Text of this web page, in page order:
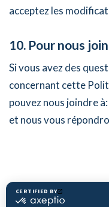
acceptez les
10. Pour nous
Si vous avez des
concernant cette
pouvez nous joindre à:
et nous vous